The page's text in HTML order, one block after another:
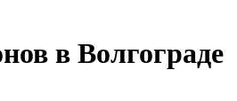
в Волгограде